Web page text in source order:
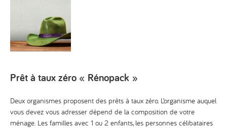
Prêt à taux zéro « Rénopack »
Deux organismes proposent des prêts à taux zéro. L’organisme auquel
vous devez vous adresser dépend de la composition de votre
ménage. Les familles avec 1 ou 2 enfants, les personnes célibataires